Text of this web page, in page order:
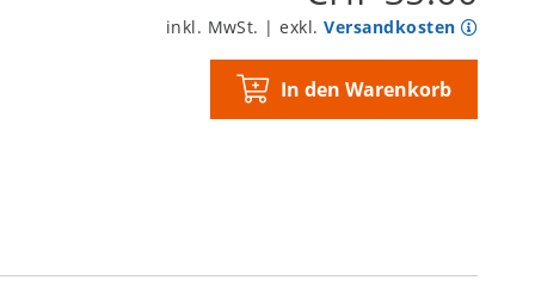
inkl. MwSt. | exkl.Versandkosten
In den Warenkorb